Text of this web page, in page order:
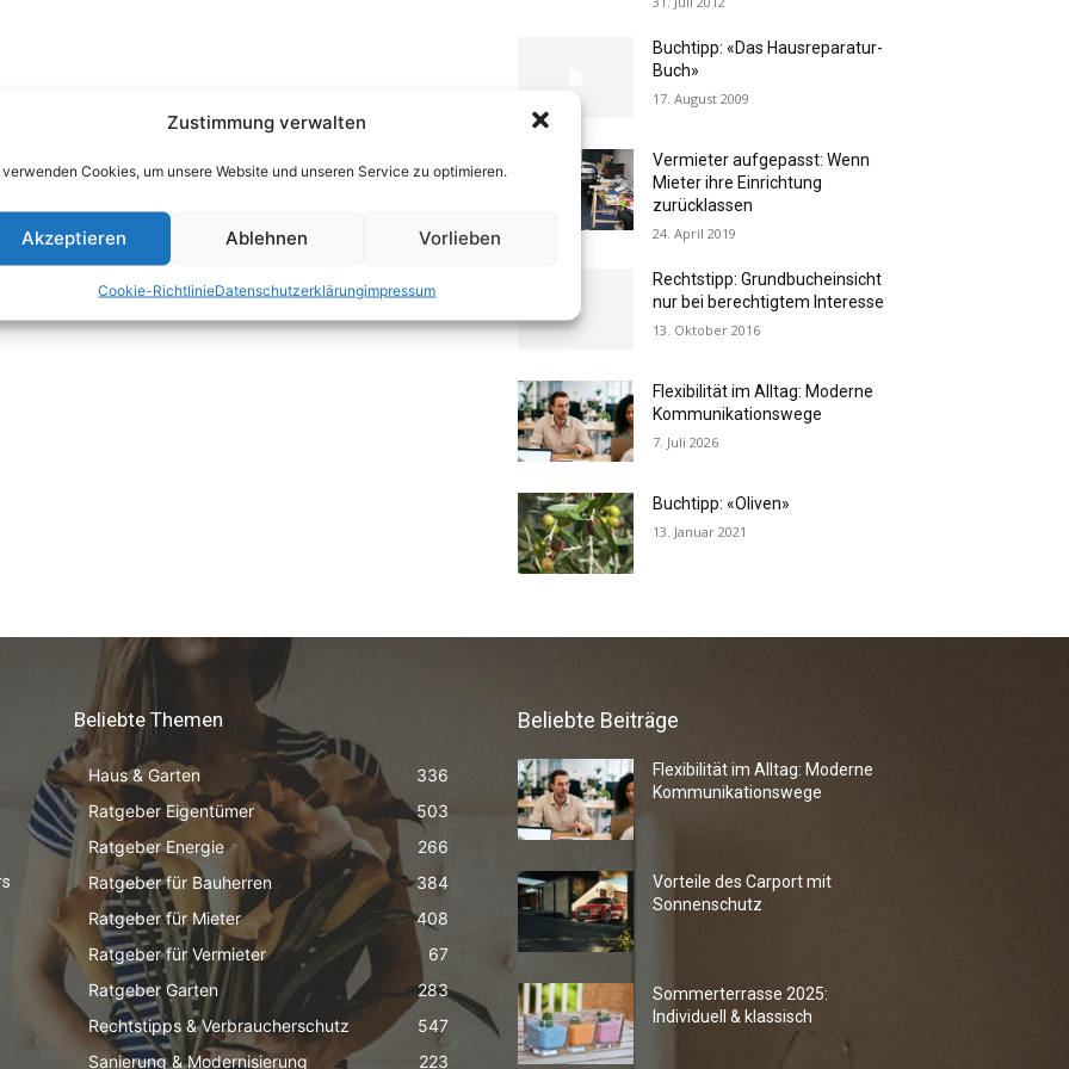
Zustimmung verwalten
verwenden Cookies, um unsere Website und unseren Service zu optimieren.
Akzeptieren Ablehnen Vorlieben
Cookie-RichtlinieDatenschutzerklärungimpressum
Buchtipp: «Das Hausreparatur-
Buch»
17. August 2009
Vermieter aufgepasst: Wenn
Mieter ihre Einrichtung
zurücklassen
24. April 2019
Rechtstipp: Grundbucheinsicht
nur bei berechtigtem Interesse
13. Oktober 2016
Flexibilität im Alltag: Moderne
Kommunikationswege
7. Juli 2026
Buchtipp: «Oliven»
13. Januar 2021
Beliebte Themen
Haus & Garten
336
Ratgeber Eigentümer
503
Ratgeber Energie
266
Ratgeber für Bauherren
384
Ratgeber für Mieter
408
Ratgeber für Vermieter
67
Ratgeber Garten
283
Rechtstipps & Verbraucherschutz
547
Sanierung & Modernisierung
223
Beliebte Beiträge
Flexibilität im Alltag: Moderne
Kommunikationswege
Vorteile des Carport mit
Sonnenschutz
Sommerterrasse 2025:
Individuell & klassisch